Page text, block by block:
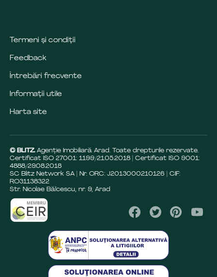
Termeni și condiții
Feedback
Întrebări frecvente
Informații utile
Harta site
© BLITZ. Agenție Imobiliară Arad. Toate drepturile rezervate.
Certificat ISO 27001: 1199/21.05.2018 | Certificat ISO 9001:
4888/29.08.2018
SC Blitz Network SA | Nr. ORC: J2013000210126 | CIF:
RO31138322
Str. Nicolae Bălcescu, nr. 9, Arad